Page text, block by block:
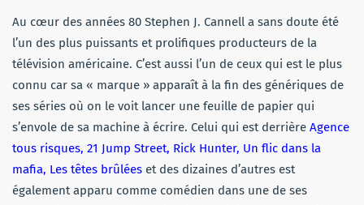
Au cœur des années 80 Stephen J. Cannell a sans doute été
l’un des plus puissants et prolifiques producteurs de la
télévision américaine. C’est aussi l’un de ceux qui est le plus
connu car sa « marque » apparaît à la fin des génériques de
ses séries où on le voit lancer une feuille de papier qui
s’envole de sa machine à écrire. Celui qui est derrière Agence
tous risques, 21 Jump Street, Rick Hunter, Un flic dans la
mafia, Les têtes brûlées et des dizaines d’autres est
également apparu comme comédien dans une de ses